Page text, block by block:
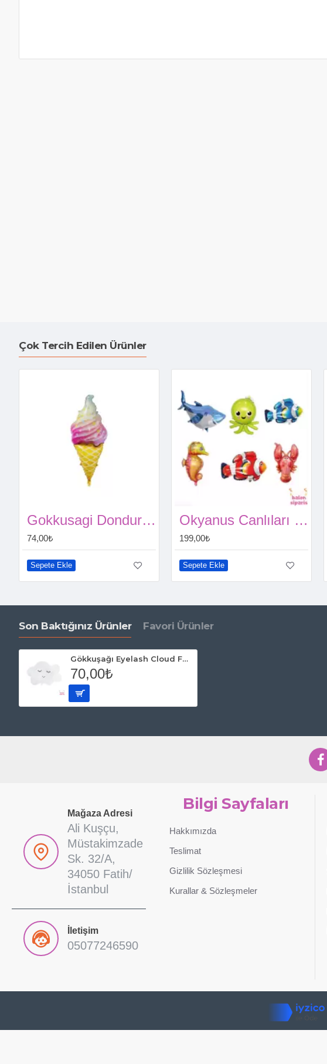
Çok Tercih Edilen Ürünler
Gokkusagi Dondurma Folyo Balon120 cm
74,00₺
Sepete Ekle
Okyanus Canlıları Folyo Balon Seti 6’lı
199,00₺
Sepete Ekle
Son Baktığınız Ürünler Favori Ürünler
Gökkuşağı Eyelash Cloud Folyo Balon
70,00₺
Mağaza Adresi
Ali Kuşçu,
Müstakimzade
Sk. 32/A,
34050 Fatih/
İstanbul
İletişim
05077246590
Bilgi Sayfaları
Hakkımızda
Teslimat
Gizlilik Sözleşmesi
Kurallar & Sözleşmeler